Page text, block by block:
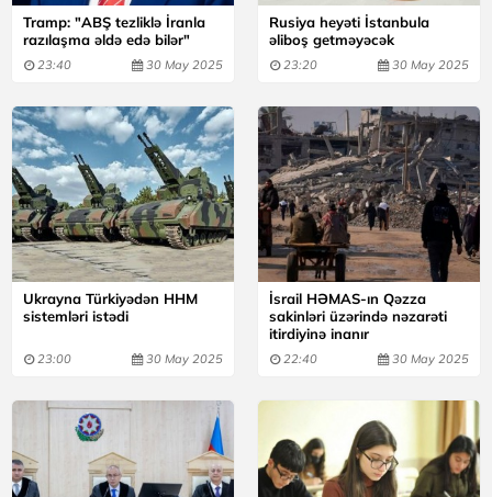
Tramp: "ABŞ tezliklə İranla
razılaşma əldə edə bilər"
23:40 30 May 2025
Rusiya heyəti İstanbula
əliboş getməyəcək
23:20 30 May 2025
Ukrayna Türkiyədən HHM
sistemləri istədi
23:00 30 May 2025
İsrail HƏMAS-ın Qəzza
sakinləri üzərində nəzarəti
itirdiyinə inanır
22:40 30 May 2025